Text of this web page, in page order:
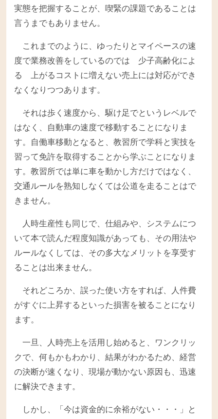
実態を把握することが、喫緊の課題であることは
言うまでもありません。
これまでのように、ゆったりとマイペースの速
度で業務改善をしているのでは 少子高齢化によ
る 上がるコストに増えない売上には対応ができ
なくなりつつあります。
それは歩く速度から、駆け足でというレベルで
はなく、自動車の速度で移動することになりま
す。自働車移動となると、教習所で学科と実技を
習って免許を取得することから学ぶことになりま
す。教習所では単に車を動かし方だけではなく、
交通ルールを熟知しなくては公道を走ることはで
きません。
人時生産性も同じで、仕組みや、システムにつ
いて本で読んだ程度知識があっても、その用法や
ルールなくしては、その多大なメリットを享受す
ることは出来ません。
それどころか、誤った使い方をすれば、人件費
がすぐに上昇するといった損害を被ることになり
ます。
一旦、人時売上を活用し始めると、ワンクリッ
クで、何もかもわかり、結果がわかるため、経営
の決断が速くなり、現場が動かない原因も、迅速
に解決できます。
しかし、「今は資金的に余裕がない・・・」と